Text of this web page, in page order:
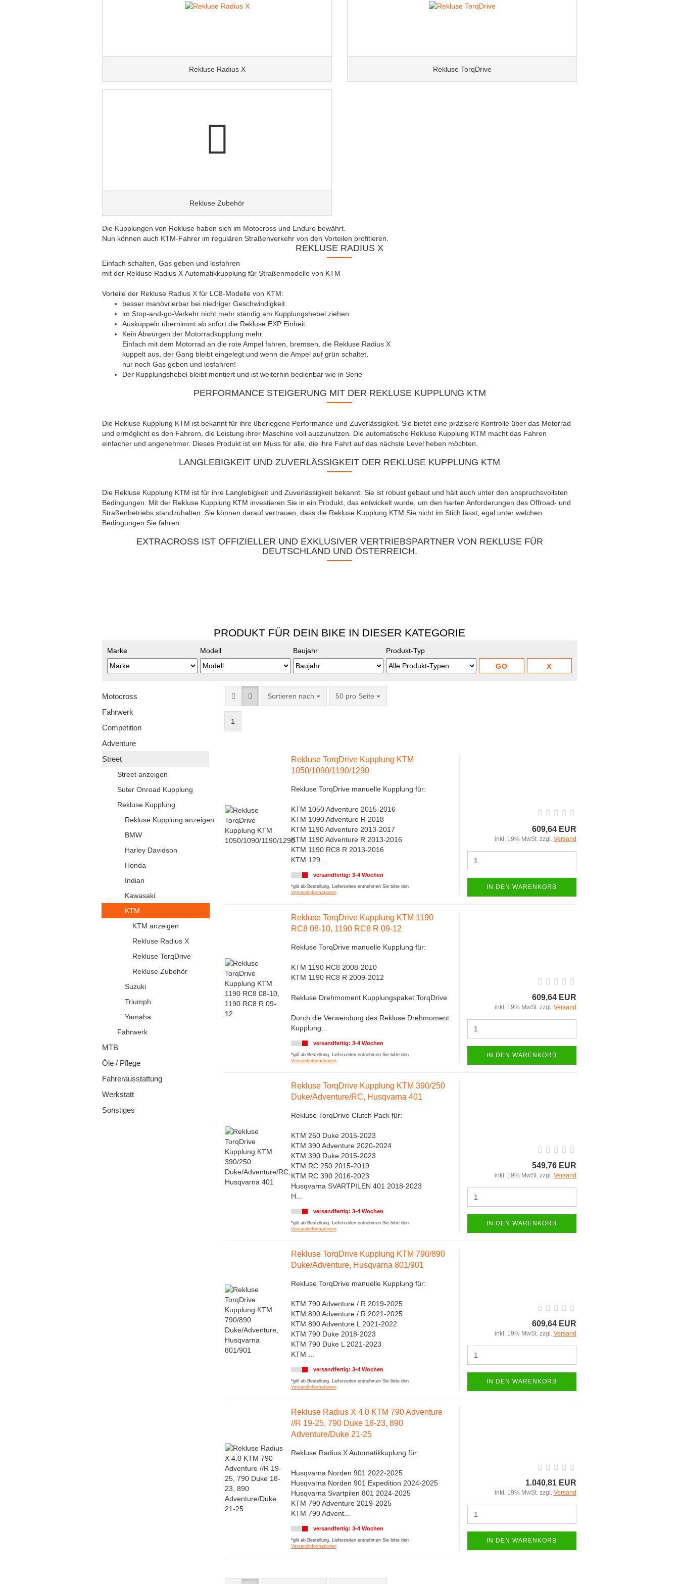
Rekluse Radius X Rekluse TorqDrive
Rekluse Zubehör
Die Kupplungen von Rekluse haben sich im Motocross und Enduro bewährt.
Nun können auch KTM-Fahrer im regulären Straßenverkehr von den Vorteilen profitieren.
REKLUSE RADIUS X
Einfach schalten, Gas geben und losfahren
mit der Rekluse Radius X Automatikkupplung für Straßenmodelle von KTM
Vorteile der Rekluse Radius X für LC8-Modelle von KTM:
besser manövrierbar bei niedriger Geschwindigkeit
im Stop-and-go-Verkehr nicht mehr ständig am Kupplungshebel ziehen
Auskuppeln übernimmt ab sofort die Rekluse EXP Einheit
Kein Abwürgen der Motorradkupplung mehr.
Einfach mit dem Motorrad an die rote Ampel fahren, bremsen, die Rekluse Radius X
kuppelt aus, der Gang bleibt eingelegt und wenn die Ampel auf grün schaltet,
nur noch Gas geben und losfahren!
Der Kupplungshebel bleibt montiert und ist weiterhin bedienbar wie in Serie
PERFORMANCE STEIGERUNG MIT DER REKLUSE KUPPLUNG KTM
Die Rekluse Kupplung KTM ist bekannt für ihre überlegene Performance und Zuverlässigkeit. Sie bietet eine präzisere Kontrolle über das Motorrad
und ermöglicht es den Fahrern, die Leistung ihrer Maschine voll auszunutzen. Die automatische Rekluse Kupplung KTM macht das Fahren
einfacher und angenehmer. Dieses Produkt ist ein Muss für alle, die ihre Fahrt auf das nächste Level heben möchten.
LANGLEBIGKEIT UND ZUVERLÄSSIGKEIT DER REKLUSE KUPPLUNG KTM
Die Rekluse Kupplung KTM ist für ihre Langlebigkeit und Zuverlässigkeit bekannt. Sie ist robust gebaut und hält auch unter den anspruchsvollsten
Bedingungen. Mit der Rekluse Kupplung KTM investieren Sie in ein Produkt, das entwickelt wurde, um den harten Anforderungen des Offroad- und
Straßenbetriebs standzuhalten. Sie können darauf vertrauen, dass die Rekluse Kupplung KTM Sie nicht im Stich lässt, egal unter welchen
Bedingungen Sie fahren.
EXTRACROSS IST OFFIZIELLER UND EXKLUSIVER VERTRIEBSPARTNER VON REKLUSE FÜR
DEUTSCHLAND UND ÖSTERREICH.
PRODUKT FÜR DEIN BIKE IN DIESER KATEGORIE
Marke Modell Baujahr Produkt-Typ
Motocross
Fahrwerk
Competition
Adventure
Street
Street anzeigen
Suter Onroad Kupplung
Rekluse Kupplung
Rekluse Kupplung anzeigen
BMW
Harley Davidson
Honda
Indian
Kawasaki
KTM
KTM anzeigen
Rekluse Radius X
Rekluse TorqDrive
Rekluse Zubehör
Suzuki
Triumph
Yamaha
Fahrwerk
MTB
Öle / Pflege
Fahrerausstattung
Werkstatt
Sonstiges
Sortieren nach 50 pro Seite
1
Rekluse TorqDrive Kupplung KTM
1050/1090/1190/1290
Rekluse TorqDrive manuelle Kupplung für:
KTM 1050 Adventure 2015-2016
KTM 1090 Adventure R 2018
KTM 1190 Adventure 2013-2017
KTM 1190 Adventure R 2013-2016
KTM 1190 RC8 R 2013-2016
KTM 129...
versandfertig: 3-4 Wochen
*gilt ab Bestellung. Lieferzeiten entnehmen Sie bitte den
Versandinformationen
609,64 EUR
inkl. 19% MwSt. zzgl. Versand
IN DEN WARENKORB
Rekluse TorqDrive Kupplung KTM 1190
RC8 08-10, 1190 RC8 R 09-12
Rekluse TorqDrive manuelle Kupplung für:
KTM 1190 RC8 2008-2010
KTM 1190 RC8 R 2009-2012
Rekluse Drehmoment Kupplungspaket TorqDrive
Durch die Verwendung des Rekluse Drehmoment
Kupplung...
versandfertig: 3-4 Wochen
*gilt ab Bestellung. Lieferzeiten entnehmen Sie bitte den
Versandinformationen
609,64 EUR
inkl. 19% MwSt. zzgl. Versand
IN DEN WARENKORB
Rekluse TorqDrive Kupplung KTM 390/250
Duke/Adventure/RC, Husqvarna 401
Rekluse TorqDrive Clutch Pack für:
KTM 250 Duke 2015-2023
KTM 390 Adventure 2020-2024
KTM 390 Duke 2015-2023
KTM RC 250 2015-2019
KTM RC 390 2016-2023
Husqvarna SVARTPILEN 401 2018-2023
H...
versandfertig: 3-4 Wochen
*gilt ab Bestellung. Lieferzeiten entnehmen Sie bitte den
Versandinformationen
549,76 EUR
inkl. 19% MwSt. zzgl. Versand
IN DEN WARENKORB
Rekluse TorqDrive Kupplung KTM 790/890
Duke/Adventure, Husqvarna 801/901
Rekluse TorqDrive manuelle Kupplung für:
KTM 790 Adventure / R 2019-2025
KTM 890 Adventure / R 2021-2025
KTM 890 Adventure L 2021-2022
KTM 790 Duke 2018-2023
KTM 790 Duke L 2021-2023
KTM ...
versandfertig: 3-4 Wochen
*gilt ab Bestellung. Lieferzeiten entnehmen Sie bitte den
Versandinformationen
609,64 EUR
inkl. 19% MwSt. zzgl. Versand
IN DEN WARENKORB
Rekluse Radius X 4.0 KTM 790 Adventure
//R 19-25, 790 Duke 18-23, 890
Adventure/Duke 21-25
Rekluse Radius X Automatikkuplung für:
Husqvarna Norden 901 2022-2025
Husqvarna Norden 901 Expedition 2024-2025
Husqvarna Svartpilen 801 2024-2025
KTM 790 Adventure 2019-2025
KTM 790 Advent...
versandfertig: 3-4 Wochen
*gilt ab Bestellung. Lieferzeiten entnehmen Sie bitte den
Versandinformationen
1.040,81 EUR
inkl. 19% MwSt. zzgl. Versand
IN DEN WARENKORB